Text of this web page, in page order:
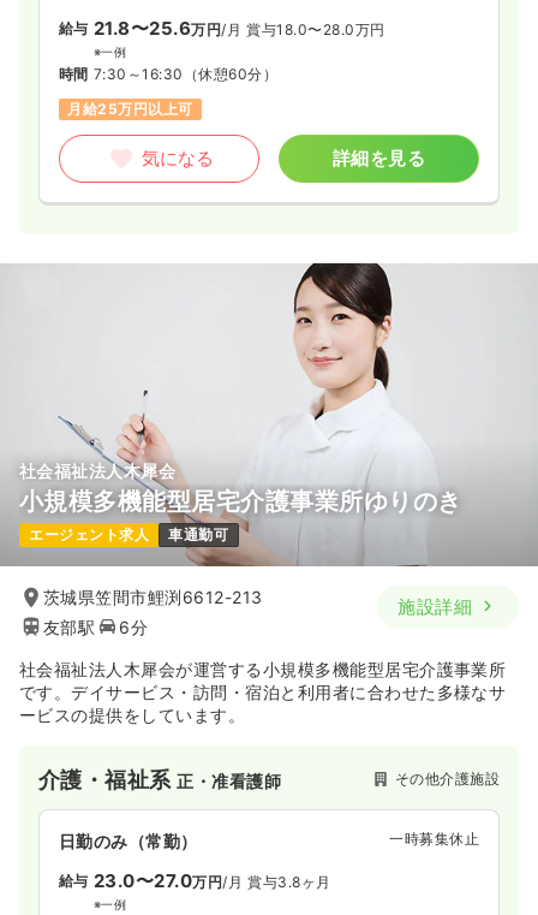
給与 21.8〜25.6万円/月 賞与18.0〜28.0万円
※一例
時間 7:30～16:30 （休憩60分）
月給25万円以上可
気になる 詳細を見る
社会福祉法人木犀会
小規模多機能型居宅介護事業所ゆりのき
エージェント求人 車通勤可
茨城県笠間市鯉渕6612-213
友部駅
6分
施設詳細
社会福祉法人木犀会が運営する小規模多機能型居宅介護事業所
です。デイサービス・訪問・宿泊と利用者に合わせた多様なサ
ービスの提供をしています。
介護・福祉系正・准看護師 その他介護施設
日勤のみ（常勤） 一時募集休止
給与 23.0〜27.0万円/月 賞与3.8ヶ月
※一例